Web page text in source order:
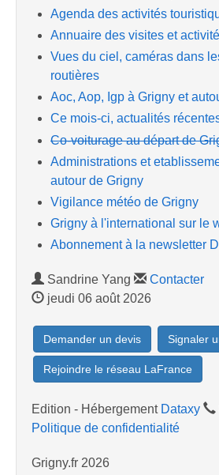
Agenda des activités
Annuaire des visites et
Vues du ciel, caméras dans
routières
Aoc, Aop, Igp à Grigny et
Ce mois-ci, actualités
Co-voiturage au départ de
Administrations et
autour de Grigny
Vigilance météo de Grigny
Grigny à l'international sur le
Abonnement à la newsletter
Sandrine Yang
Contacter
jeudi 06 août 2026
Demander un devis Signaler
Rejoindre le réseau LaFrance
Edition - Hébergement Dataxy
Politique de confidentialité
Grigny.fr 2026